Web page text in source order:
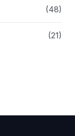
(48)
(21)